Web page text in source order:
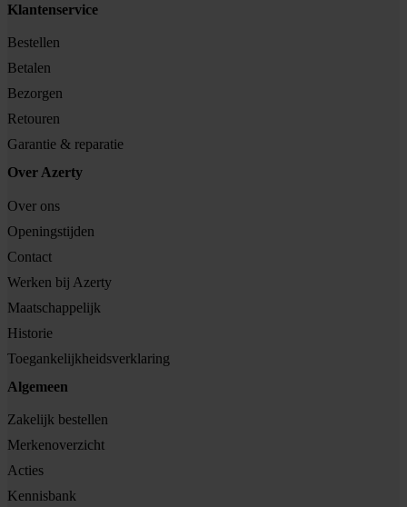
Klantenservice
Bestellen
Betalen
Bezorgen
Retouren
Garantie & reparatie
Over Azerty
Over ons
Openingstijden
Contact
Werken bij Azerty
Maatschappelijk
Historie
Toegankelijkheidsverklaring
Algemeen
Zakelijk bestellen
Merkenoverzicht
Acties
Kennisbank